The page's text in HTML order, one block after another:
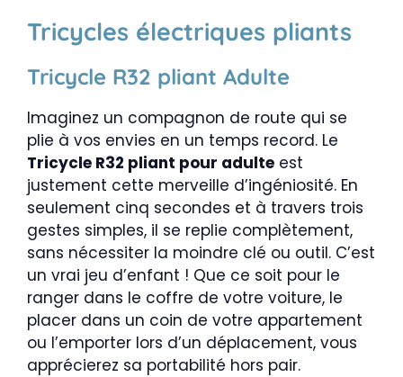
Tricycles électriques pliants
Tricycle R32 pliant Adulte
Imaginez un compagnon de route qui se
plie à vos envies en un temps record. Le
Tricycle R32 pliant pour adulte est
justement cette merveille d’ingéniosité. En
seulement cinq secondes et à travers trois
gestes simples, il se replie complètement,
sans nécessiter la moindre clé ou outil. C’est
un vrai jeu d’enfant ! Que ce soit pour le
ranger dans le coffre de votre voiture, le
placer dans un coin de votre appartement
ou l’emporter lors d’un déplacement, vous
apprécierez sa portabilité hors pair.